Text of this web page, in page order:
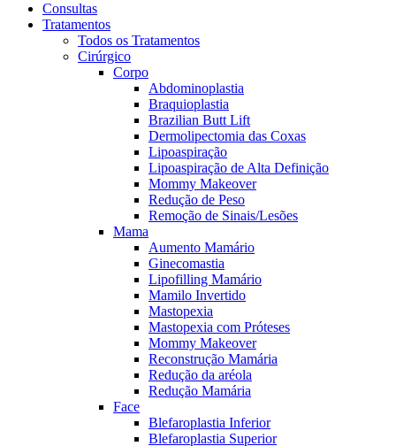
Consultas
Tratamentos
Todos os Tratamentos
Cirúrgico
Corpo
Abdominoplastia
Braquioplastia
Brazilian Butt Lift
Dermolipectomia das Coxas
Lipoaspiração
Lipoaspiração de Alta Definição
Mommy Makeover
Redução de Peso
Remoção de Sinais/Lesões
Mama
Aumento Mamário
Ginecomastia
Lipofilling Mamário
Mamilo Invertido
Mastopexia
Mastopexia com Próteses
Mommy Makeover
Reconstrução Mamária
Redução da aréola
Redução Mamária
Face
Blefaroplastia Inferior
Blefaroplastia Superior